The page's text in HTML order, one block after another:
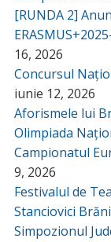
[RUNDA 2]
16, 2026
Concursul
iunie 12, 2026
Aforismele lui
Olimpiada
Campionatul
9, 2026
Festivalul de
Stanciovici
Simpozionul